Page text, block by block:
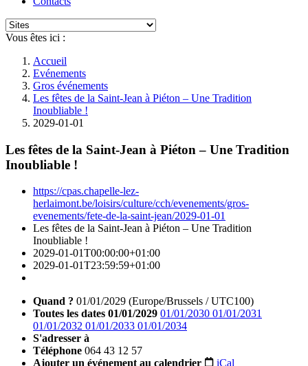
Vous êtes ici :
Accueil
Evénements
Gros événements
Les fêtes de la Saint-Jean à Piéton – Une Tradition
Inoubliable !
2029-01-01
Les fêtes de la Saint-Jean à Piéton – Une Tradition
Inoubliable !
https://cpas.chapelle-lez-
herlaimont.be/loisirs/culture/cch/evenements/gros-
evenements/fete-de-la-saint-jean/2029-01-01
Les fêtes de la Saint-Jean à Piéton – Une Tradition
Inoubliable !
2029-01-01T00:00:00+01:00
2029-01-01T23:59:59+01:00
Quand ? 01/01/2029 (Europe/Brussels / UTC100)
Toutes les dates 01/01/2029 01/01/2030 01/01/2031
01/01/2032 01/01/2033 01/01/2034
S'adresser à
Téléphone 064 43 12 57
Ajouter un événement au calendrier
iCal